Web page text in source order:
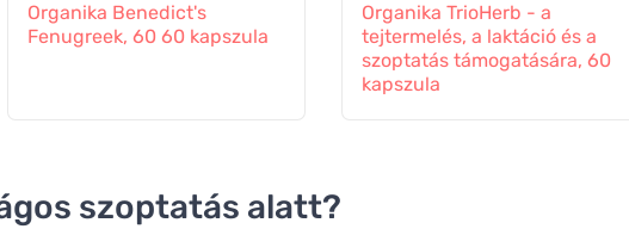
Organika Benedict's
Fenugreek, 60 60 kapszula
Organika TrioHerb - a
tejtermelés, a laktáció és a
szoptatás támogatására, 60
kapszula
szoptatás alatt?